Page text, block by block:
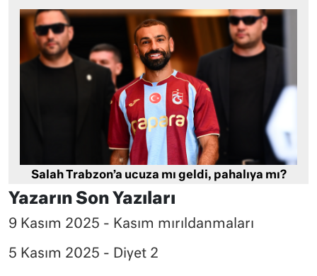
Salah Trabzon’a ucuza mı geldi, pahalıya mı?
Yazarın Son Yazıları
9 Kasım 2025 - Kasım mırıldanmaları
5 Kasım 2025 - Diyet 2